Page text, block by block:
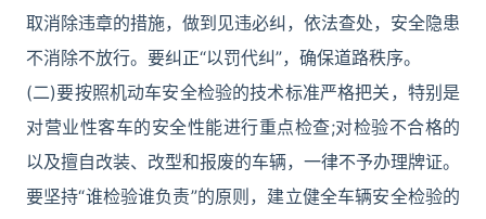
取消除违章的措施，做到见违必纠，依法查处，安全隐患
不消除不放行。要纠正“以罚代纠”，确保道路秩序。
(二)要按照机动车安全检验的技术标准严格把关，特别是
对营业性客车的安全性能进行重点检查;对检验不合格的
以及擅自改装、改型和报废的车辆，一律不予办理牌证。
要坚持“谁检验谁负责”的原则，建立健全车辆安全检验的